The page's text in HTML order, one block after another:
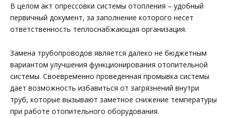
В целом акт опрессовки системы отопления – удобный
первичный документ, за заполнение которого несет
ответственность теплоснабжающая организация.
Замена трубопроводов является далеко не бюджетным
вариантом улучшения функционирования отопительной
системы. Своевременно проведенная промывка системы
дает возможность избавиться от загрязнений внутри
труб, которые вызывают заметное снижение температуры
при работе отопительного оборудования.